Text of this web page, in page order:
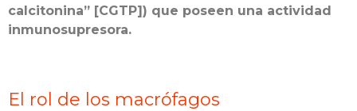
calcitonina” [CGTP]) que poseen una actividad
inmunosupresora.
El rol de los macrófagos